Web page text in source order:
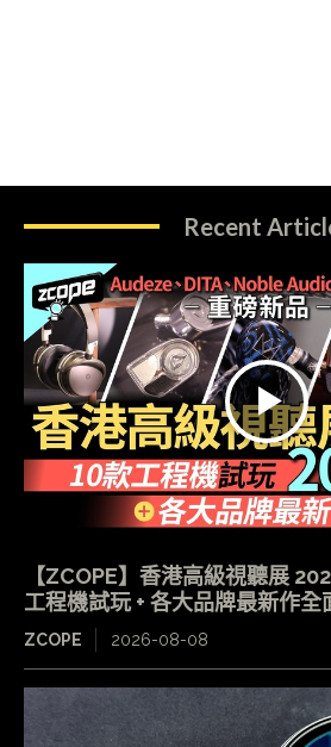
Recent
【ZCOPE】香港高級視聽展
工程機試玩 + 各大品牌最新作全
ZCOPE 2026-08-08